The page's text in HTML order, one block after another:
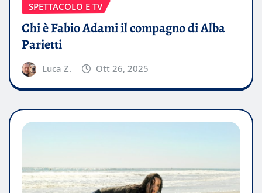
SPETTACOLO E TV
Chi è Fabio Adami il compagno di Alba
Parietti
Luca Z. Ott 26, 2025